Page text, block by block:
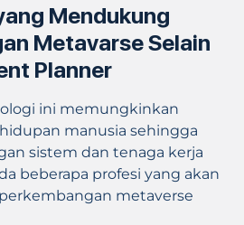
Mendukung
Metavarse Selain
Planner
ini memungkinkan
manusia sehingga
sistem dan tenaga kerja
beberapa profesi yang akan
metaverse